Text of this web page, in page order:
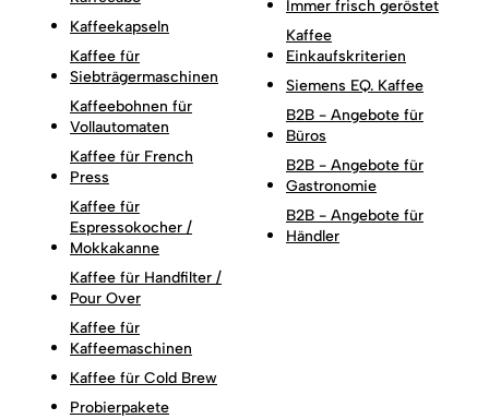
Kaffeekapseln
Kaffee für
Siebträgermaschinen
Kaffeebohnen für
Vollautomaten
Kaffee für French
Press
Kaffee für
Espressokocher /
Mokkakanne
Kaffee für Handfilter /
Pour Over
Kaffee für
Kaffeemaschinen
Kaffee für Cold Brew
Probierpakete
Immer frisch geröstet
Kaffee
Einkaufskriterien
Siemens EQ. Kaffee
B2B - Angebote für
Büros
B2B - Angebote für
Gastronomie
B2B - Angebote für
Händler